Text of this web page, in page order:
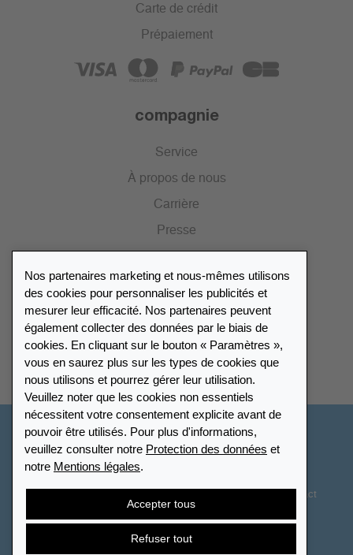
Carte de crédit
Prépaiement
compagnie
Service
À propos de nous
Carrière
Presse
Portail des revendeurs
Répertoire des revendeurs
Trouver Leuchtturm
Nos partenaires marketing et nous-mêmes utilisons
des cookies pour personnaliser les publicités et
mesurer leur efficacité. Nos partenaires peuvent
également collecter des données par le biais de
cookies. En cliquant sur le bouton « Paramètres »,
vous en saurez plus sur les types de cookies que
nous utilisons et pourrez gérer leur utilisation.
Veuillez noter que les cookies non essentiels
nécessitent votre consentement explicite avant de
pouvoir être utilisés. Pour plus d'informations,
veuillez consulter notre Protection des données et
notre Mentions légales.
Accepter tous
Refuser tout
France
Paramètres des cookies
Contact
Droit de rétractation Résilier le contrat